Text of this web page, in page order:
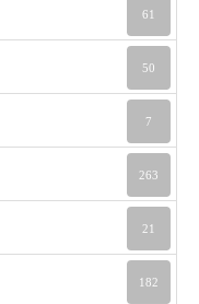
61
50
7
263
21
182